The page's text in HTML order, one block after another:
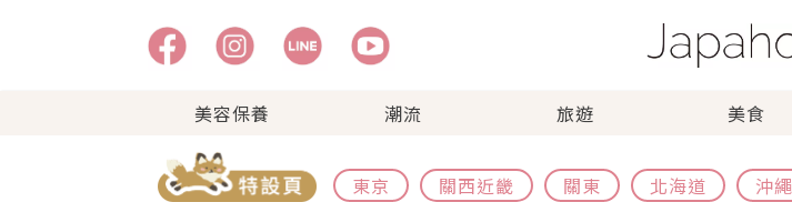
美容保養 潮流 旅遊 美食
東京 關西近畿 關東 北海道 沖繩